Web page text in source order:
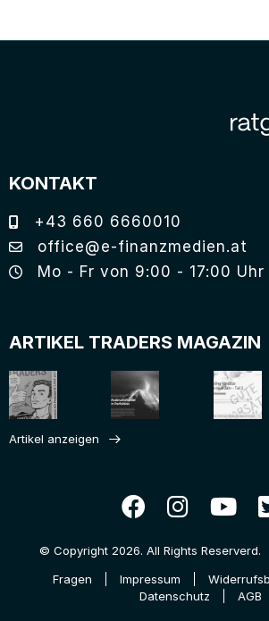
KONTAKT
+43 660 6660010
office@e-finanzmedien.at
Mo - Fr von 9:00 - 17:00 Uhr
ARTIKEL TRADERS MAGAZIN
Artikel anzeigen
© Copyright 2026. All Rights Reserverd.
Fragen
Impressum
Datenschutz
AGB